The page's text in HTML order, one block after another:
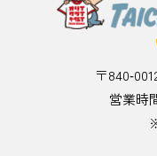
〒
営業時